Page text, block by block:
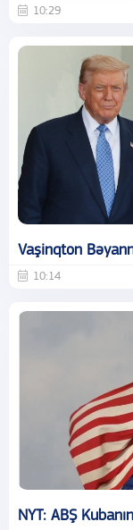
10:29
Vaşinqton
10:14
NYT: ABŞ